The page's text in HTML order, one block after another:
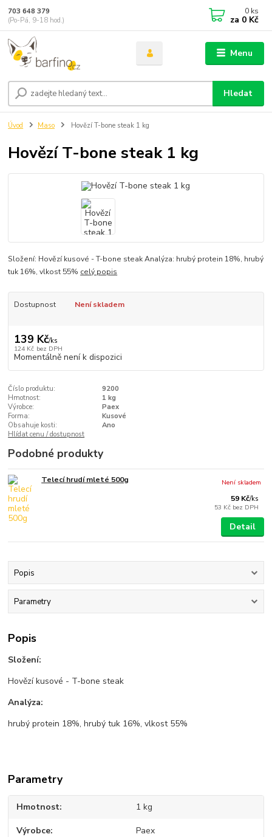
Menu
Hledat
703 648 379
(Po-Pá, 9-18 hod.)
0 ks
za 0 Kč
Úvod Maso Hovězí T-bone steak 1 kg
Hovězí T-bone steak 1 kg
Složení: Hovězí kusové - T-bone steak Analýza: hrubý protein 18%, hrubý
tuk 16%, vlkost 55% celý popis
Dostupnost Není skladem
139 Kč/ks
124 Kč bez DPH
Momentálně není k dispozici
Číslo produktu:
9200
Hmotnost:
1 kg
Výrobce:
Paex
Forma:
Kusové
Obsahuje kosti:
Ano
Hlídat cenu / dostupnost
Podobné produkty
Telecí hrudí mleté 500g
59 Kč/ks
53 Kč bez DPH
Není skladem
Detail
Popis
Parametry
Popis
Složení:
Hovězí kusové - T-bone steak
Analýza:
hrubý protein 18%, hrubý tuk 16%, vlkost 55%
Parametry
Hmotnost 1 kg
Výrobce Paex